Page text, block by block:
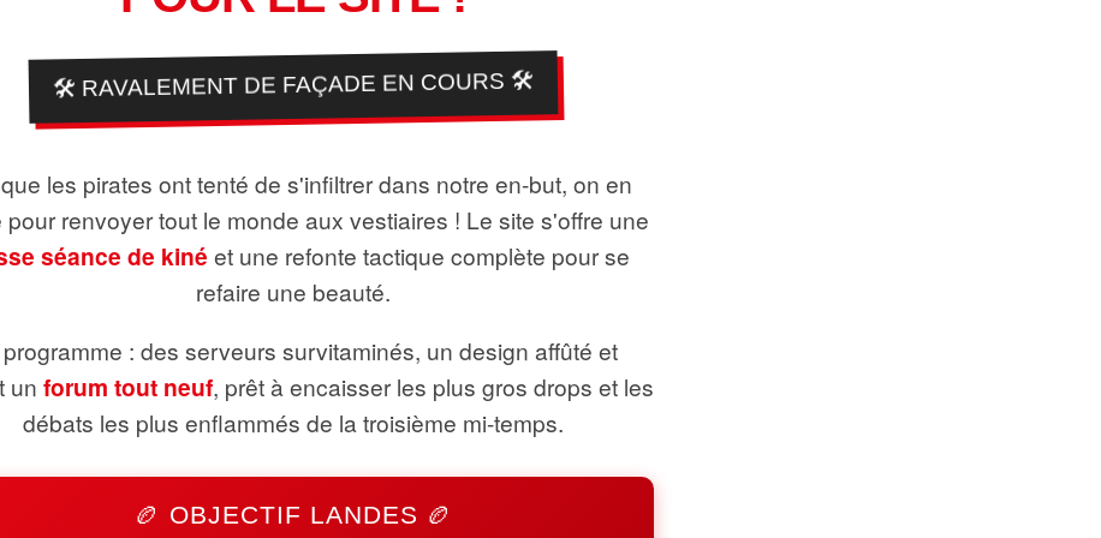
🛠️ RAVALEMENT DE FAÇADE EN COURS 🛠️
les pirates ont tenté de s'infiltrer dans notre en-but, on en
pour renvoyer tout le monde aux vestiaires ! Le site s'offre une
séance de kiné et une refonte tactique complète pour se
refaire une beauté.
: des serveurs survitaminés, un design affûté et
un forum tout neuf, prêt à encaisser les plus gros drops et les
débats les plus enflammés de la troisième mi-temps.
🏉 OBJECTIF LANDES 🏉